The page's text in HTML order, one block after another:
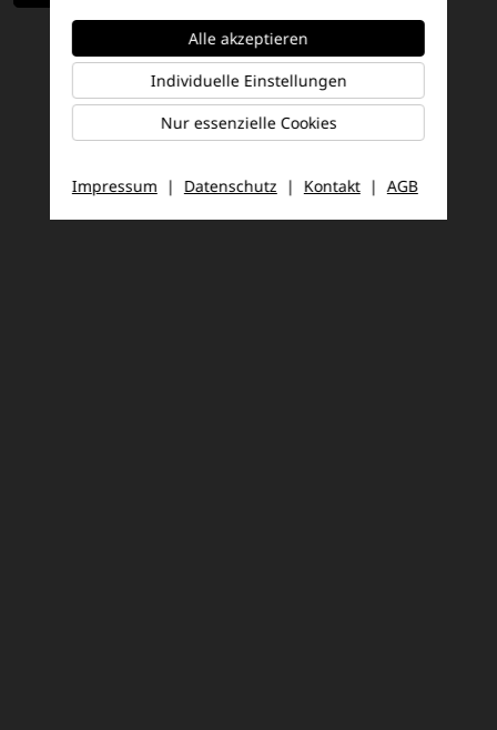
Alle akzeptieren
Individuelle Einstellungen
Nur essenzielle Cookies
Impressum | Datenschutz | Kontakt| AGB